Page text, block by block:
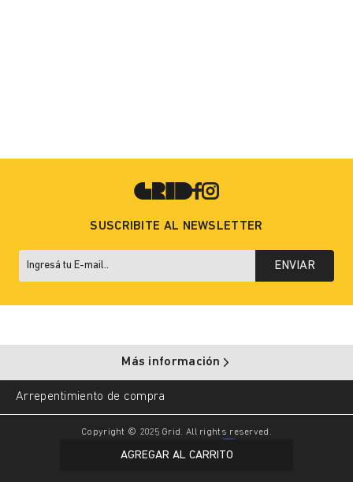
AGREGAR AL CARRITO
SUSCRIBITE AL NEWSLETTER
ENVIAR
Más información
Arrepentimiento de compra
Copyright © 2025 Grid. All rights reserved.